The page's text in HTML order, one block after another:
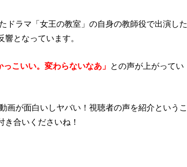
ドラマ「女王の教室」の自身の教師役で出演した
となっています。
っこいい。変わらないなあ」 との声が上がってい
画が面白いしヤバい！視聴者の声を紹介というこ
合いくださいね！